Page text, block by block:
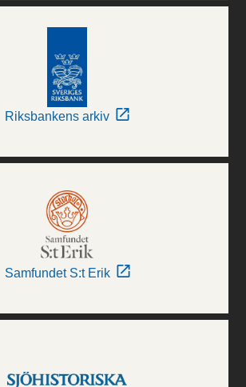
Riksbankens arkiv
Samfundet S:t Erik